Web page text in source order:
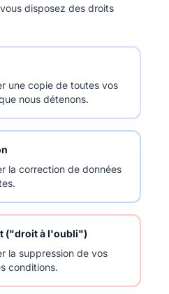
disposez des droits
une copie de toutes vos
nous détenons.
la correction de données
("droit à l'oubli")
la suppression de vos
conditions.